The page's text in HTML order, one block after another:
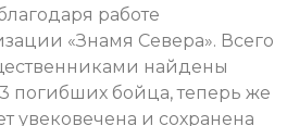
работе
«Знамя Севера». Всего
найдены
погибших бойца, теперь же
увековечена и сохранена